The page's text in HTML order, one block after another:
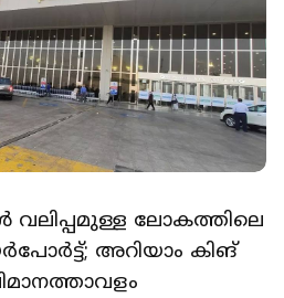
വലിപ്പമുള്ള ലോകത്തിലെ
അറിയാം കിങ്